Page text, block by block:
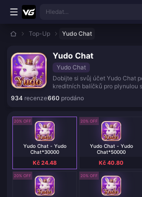
Přejít k hlavnímu obsahu
Hledat...
Top-Up Yudo Chat
Yudo Chat
Yudo Chat
Dobijte si svůj účet Yudo Chat
kreditních balíčků pro plynulou
934 recenze660 prodáno
20% OFF
Yudo Chat - Yudo
Chat*30000
Kč 24.48
20% OFF
Yudo Chat - Yudo
Chat*50000
Kč 40.80
20% OFF 20% OFF